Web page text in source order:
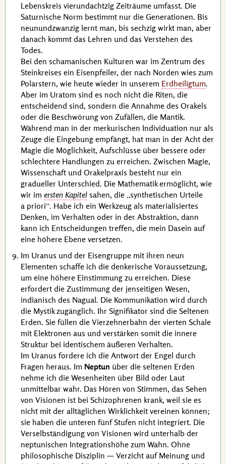
Lebenskreis vierundachtzig Zeiträume umfasst. Die
Saturnische Norm bestimmt nur die Generationen. Bis
neunundzwanzig lernt man, bis sechzig wirkt man, aber
danach kommt das Lehren und das Verstehen des
Todes.
Bei den schamanischen Kulturen war im Zentrum des
Steinkreises ein Eisenpfeiler, der nach Norden wies zum
Polarstern, wie heute wieder in unserem Erdheiligtum.
Aber im Uratom sind es noch nicht die Riten, die
entscheidend sind, sondern die Annahme des Orakels
oder die Beschwörung von Zufällen, die Mantik.
Während man in der merkurischen Individuation nur als
Zeuge die Eingebung empfängt, hat man in der Acht der
Magie die Möglichkeit, Aufschlüsse über bessere oder
schlechtere Handlungen zu erreichen. Zwischen Magie,
Wissenschaft und Orakelpraxis besteht nur ein
gradueller Unterschied. Die Mathematik ermöglicht, wie
wir im ersten Kapitel sahen, die synthetischen Urteile
a priori . Habe ich ein Werkzeug als materialisiertes
Denken, im Verhalten oder in der Abstraktion, dann
kann ich Entscheidungen treffen, die mein Dasein auf
eine höhere Ebene versetzen.
Im Uranus und der Eisengruppe mit ihren neun
Elementen schaffe ich die denkerische Voraussetzung,
um eine höhere Einstimmung zu erreichen. Diese
erfordert die Zustimmung der jenseitigen Wesen,
indianisch des Nagual. Die Kommunikation wird durch
die Mystik zugänglich. Ihr Signifikator sind die Seltenen
Erden. Sie füllen die Vierzehnerbahn der vierten Schale
mit Elektronen aus und verstärken somit die innere
Struktur bei identischem äußeren Verhalten.
Im Uranus fordere ich die Antwort der Engel durch
Fragen heraus. Im Neptun über die seltenen Erden
nehme ich die Wesenheiten über Bild oder Laut
unmittelbar wahr. Das Hören von Stimmen, das Sehen
von Visionen ist bei Schizophrenen krank, weil sie es
nicht mit der alltäglichen Wirklichkeit vereinen können;
sie haben die unteren fünf Stufen nicht integriert. Die
Verselbständigung von Visionen wird unterhalb der
neptunischen Integrationshöhe zum Wahn. Ohne
philosophische Disziplin — Verzicht auf Meinung und